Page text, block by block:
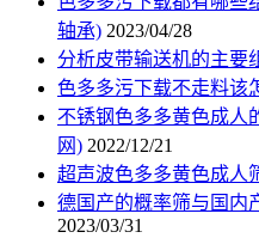
轴承) 2023/04/28
分析皮带输送机的主要
色多多污下载不走料该
不锈钢色多多黄色成人
网) 2022/12/21
超声波色多多黄色成人
德国产的概率筛与国内
2023/03/31